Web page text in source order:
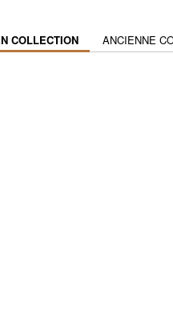
COLLECTION ANCIENNE